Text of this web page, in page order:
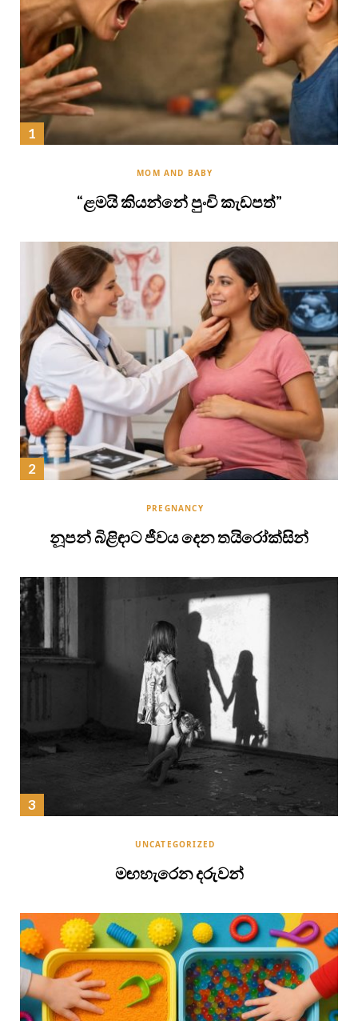
MOM AND BABY
“ළමයි කියන්නේ පුංචි කැඩපත්”
PREGNANCY
නූපන් බිළිඳාට ජීවය දෙන තයිරෝක්සින්
UNCATEGORIZED
මඟහැරෙන දරුවන්